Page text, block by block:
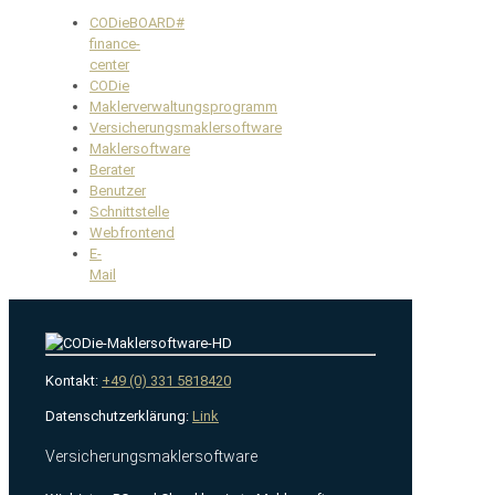
CODieBOARD#
finance-
center
CODie
Maklerverwaltungsprogramm
Versicherungsmaklersoftware
Maklersoftware
Berater
Benutzer
Schnittstelle
Webfrontend
E-
Mail
Kontakt: +49 (0) 331 5818420
Datenschutzerklärung: Link
Versicherungsmaklersoftware